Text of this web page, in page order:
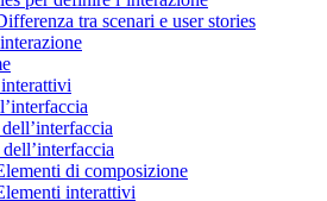
tra scenari e user stories
di composizione
interattivi